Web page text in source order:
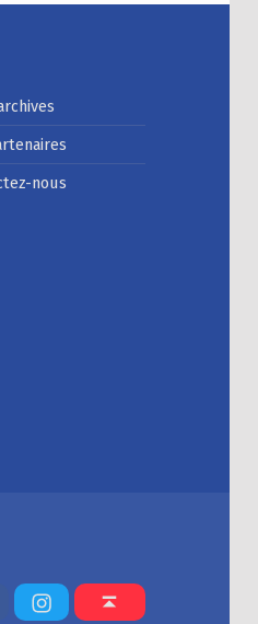
nous
InstagramBack to top ↑